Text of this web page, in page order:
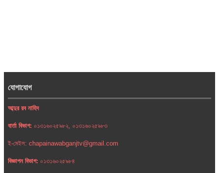
যোগাযোগ
আব্দুর রব নাহিদ
বার্তা বিভাগ: ০১৩১৬০২৫৯৮২, ০১৩১৬০২৫৯৮৩
ই-মেইল: chapainawabganjtv@gmail.com
বিজ্ঞাপন বিভাগ: ০১৩১৬০২৫৯৮৪